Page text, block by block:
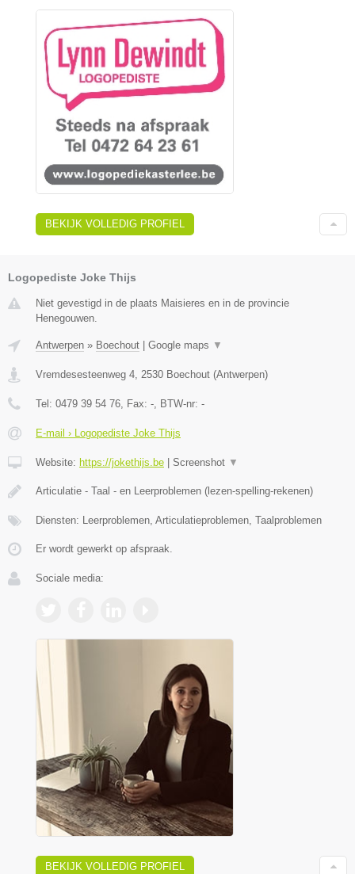
BEKIJK VOLLEDIG PROFIEL
Logopediste Joke Thijs
Niet gevestigd in de plaats Maisieres en in de provincie
Henegouwen.
Antwerpen » Boechout Google maps ▼
Vremdesesteenweg 4, 2530 Boechout (Antwerpen)
Tel: 0479 39 54 76, Fax: -, BTW-nr: -
E-mail › Logopediste Joke Thijs
Website: https://jokethijs.be Screenshot ▼
Articulatie - Taal - en Leerproblemen (lezen-spelling-rekenen)
Diensten: Leerproblemen, Articulatieproblemen, Taalproblemen
Er wordt gewerkt op afspraak.
Sociale media:
BEKIJK VOLLEDIG PROFIEL